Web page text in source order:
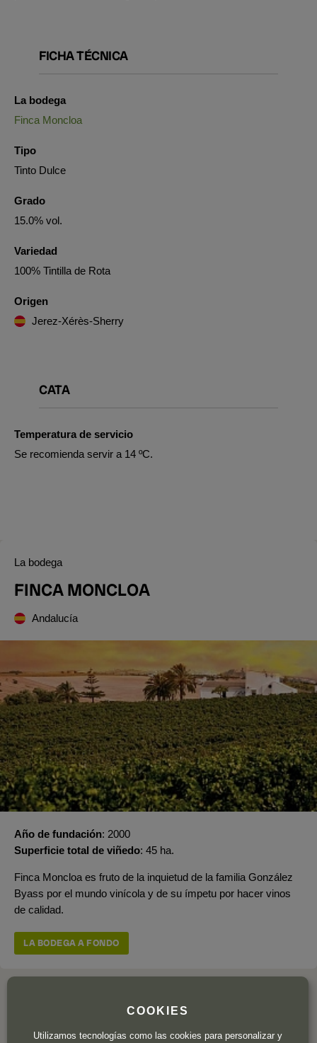
FICHA TÉCNICA
La bodega
Finca Moncloa
Tipo
Tinto Dulce
Grado
15.0% vol.
Variedad
100% Tintilla de Rota
Origen
Jerez-Xérès-Sherry
CATA
Temperatura de servicio
Se recomienda servir a 14 ºC.
La bodega
FINCA MONCLOA
Andalucía
Año de fundación 2000
Superficie total de viñedo 45 ha.
Finca Moncloa es fruto de la inquietud de la familia González
Byass por el mundo vinícola y de su ímpetu por hacer vinos
de calidad.
LA BODEGA A FONDO
OPINION DE LOS CLIENTES
COOKIES
Utilizamos tecnologías como las cookies para personalizar y